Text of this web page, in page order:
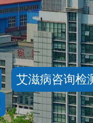
艾滋病咨询检